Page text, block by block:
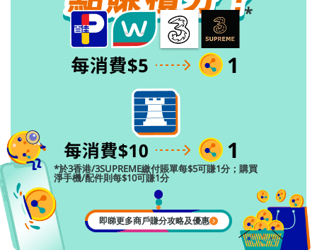
*於3香港/3SUPREME繳付賬單每$5可賺1分；購買
淨手機/配件則每$10可賺1分
即睇更多商戶賺分攻略及優惠​